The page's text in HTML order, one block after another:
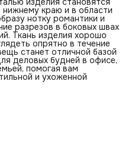
краю и в области
нотку романтики и
разрезов в боковых швах
Ткань изделия хорошо
опрятно в течение
станет отличной базой
деловых будней в офисе,
помогая вам
и ухоженной